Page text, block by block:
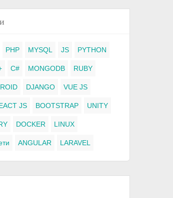
PHP MYSQL JS PYTHON
C# MONGODB RUBY
DJANGO VUE JS
JS BOOTSTRAP UNITY
DOCKER LINUX
ANGULAR LARAVEL